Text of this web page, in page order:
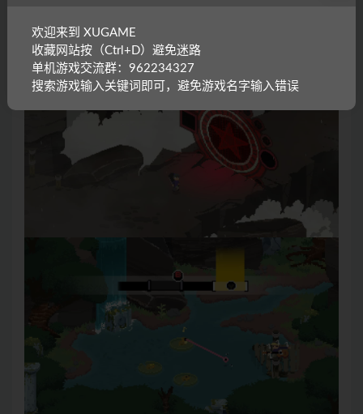
欢迎来到 XUGAME
收藏网站按（Ctrl+D）避免迷路
单机游戏交流群：962234327
搜索游戏输入关键词即可，避免游戏名字输入错误